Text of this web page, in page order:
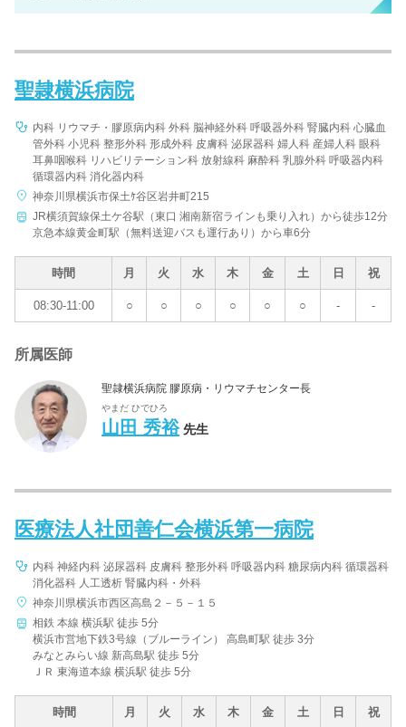
聖隷横浜病院
内科 リウマチ・膠原病内科 外科 脳神経外科 呼吸器外科 腎臓内科 心臓血
管外科 小児科 整形外科 形成外科 皮膚科 泌尿器科 婦人科 産婦人科 眼科
耳鼻咽喉科 リハビリテーション科 放射線科 麻酔科 乳腺外科 呼吸器内科
循環器内科 消化器内科
神奈川県横浜市保土ｹ谷区岩井町215
JR横須賀線保土ケ谷駅（東口 湘南新宿ラインも乗り入れ）から徒歩12分
京急本線黄金町駅（無料送迎バスも運行あり）から車6分
時間 月 火 水 木 金 土 日 祝
08:30-11:00 ○ ○ ○ ○ ○ ○ - -
所属医師
聖隷横浜病院 膠原病・リウマチセンター長
やまだ ひでひろ
山田 秀裕 先生
医療法人社団善仁会横浜第一病院
内科 神経内科 泌尿器科 皮膚科 整形外科 呼吸器内科 糖尿病内科 循環器科
消化器科 人工透析 腎臓内科・外科
神奈川県横浜市西区高島２－５－１５
相鉄 本線 横浜駅 徒歩 5分
横浜市営地下鉄3号線（ブルーライン） 高島町駅 徒歩 3分
みなとみらい線 新高島駅 徒歩 5分
ＪＲ 東海道本線 横浜駅 徒歩 5分
時間 月 火 水 木 金 土 日 祝